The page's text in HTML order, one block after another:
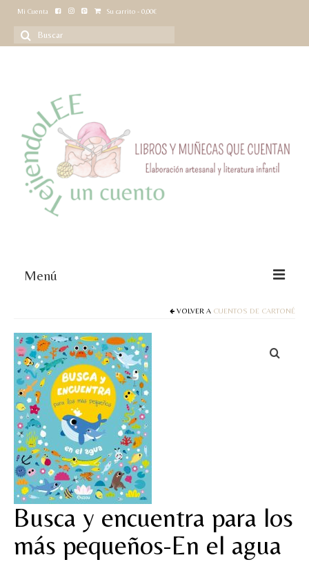
Mi Cuenta Su carrito - 0,00€
Buscar
por:
Menú
Juegos y puzles
Materiales de juego
Artesanía Waldorf
Hecho a mano
Tote bag
Papelería
TIENDA
¿QUIÉN SOY?
VOLVER A CUENTOS DE CARTONÉ
Busca y encuentra para los
más pequeños-En el agua